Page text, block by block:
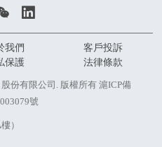
我們
客戶投訴
保護 法律條款
份有限公司. 版權所有滬ICP備
號
）